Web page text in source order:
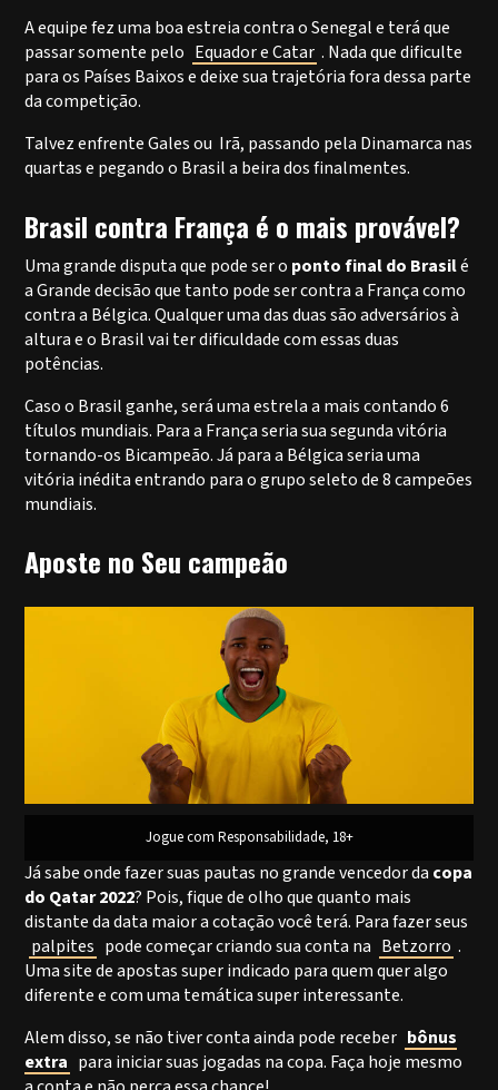
A equipe fez uma boa estreia contra o Senegal e terá que
passar somente pelo Equador e Catar . Nada que dificulte
para os Países Baixos e deixe sua trajetória fora dessa parte
da competição.
Talvez enfrente Gales ou Irã, passando pela Dinamarca nas
quartas e pegando o Brasil a beira dos finalmentes.
Brasil contra França é o mais provável?
Uma grande disputa que pode ser o ponto final do Brasilé
a Grande decisão que tanto pode ser contra a França como
contra a Bélgica. Qualquer uma das duas são adversários à
altura e o Brasil vai ter dificuldade com essas duas
potências.
Caso o Brasil ganhe, será uma estrela a mais contando 6
títulos mundiais. Para a França seria sua segunda vitória
tornando-os Bicampeão. Já para a Bélgica seria uma
vitória inédita entrando para o grupo seleto de 8 campeões
mundiais.
Aposte no Seu campeão
Jogue com Responsabilidade, 18+
Já sabe onde fazer suas pautas no grande vencedor da copa
do Qatar 2022? Pois, fique de olho que quanto mais
distante da data maior a cotação você terá. Para fazer seus
palpites pode começar criando sua conta na Betzorro .
Uma site de apostas super indicado para quem quer algo
diferente e com uma temática super interessante.
Alem disso, se não tiver conta ainda pode receber bônus
extra para iniciar suas jogadas na copa. Faça hoje mesmo